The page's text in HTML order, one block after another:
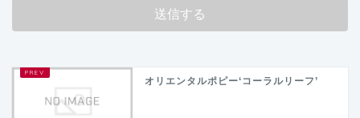
オリエンタルポピー‘コーラルリーフ’